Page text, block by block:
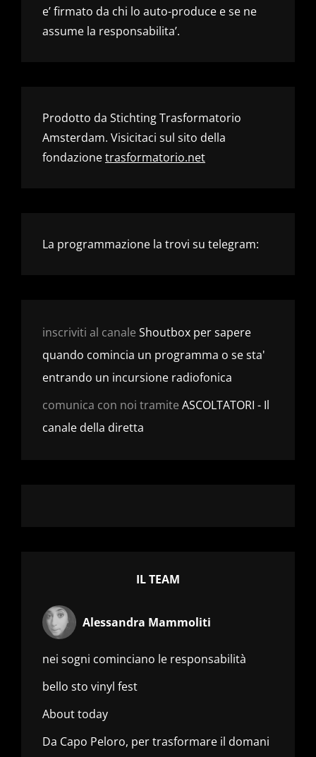
e’ firmato da chi lo auto-produce e se ne
assume la responsabilita’.
Prodotto da Stichting Trasformatorio
Amsterdam. Visicitaci sul sito della
fondazionetrasformatorio.net
La programmazione la trovi su telegram:
inscriviti al canale Shoutbox per sapere
quando comincia un programma o se sta'
entrando un incursione radiofonica
comunica con noi tramite ASCOLTATORI - Il
canale della diretta
IL TEAM
Alessandra Mammoliti
nei sogni cominciano le responsabilità
bello sto vinyl fest
About today
Da Capo Peloro, per trasformare il domani